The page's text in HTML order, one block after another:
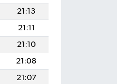
21:13
21:11
21:10
21:08
21:07